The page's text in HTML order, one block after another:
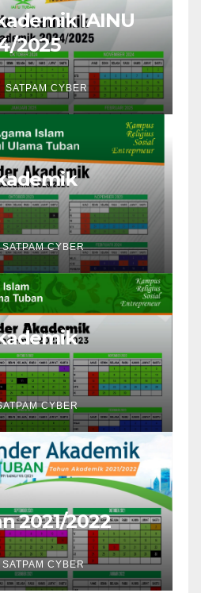
IAINU
2025
SATPAM CYBER
SATPAM CYBER
CYBER
2021/2022
SATPAM CYBER